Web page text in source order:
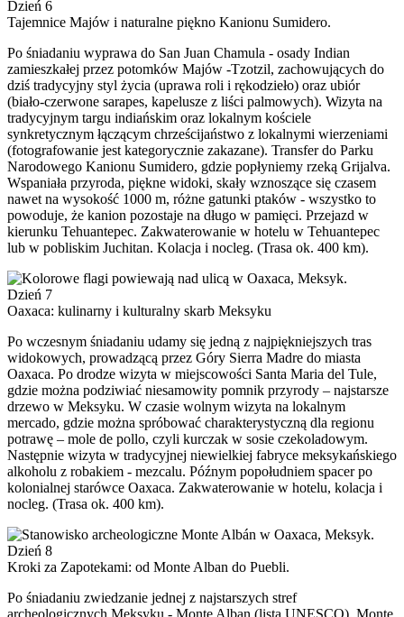
Dzień 6
Tajemnice Majów i naturalne piękno Kanionu Sumidero.
Po śniadaniu wyprawa do San Juan Chamula - osady Indian
zamieszkałej przez potomków Majów -Tzotzil, zachowujących do
dziś tradycyjny styl życia (uprawa roli i rękodzieło) oraz ubiór
(biało-czerwone sarapes, kapelusze z liści palmowych). Wizyta na
tradycyjnym targu indiańskim oraz lokalnym kościele
synkretycznym łączącym chrześcijaństwo z lokalnymi wierzeniami
(fotografowanie jest kategorycznie zakazane). Transfer do Parku
Narodowego Kanionu Sumidero, gdzie popłyniemy rzeką Grijalva.
Wspaniała przyroda, piękne widoki, skały wznoszące się czasem
nawet na wysokość 1000 m, różne gatunki ptaków - wszystko to
powoduje, że kanion pozostaje na długo w pamięci. Przejazd w
kierunku Tehuantepec. Zakwaterowanie w hotelu w Tehuantepec
lub w pobliskim Juchitan. Kolacja i nocleg. (Trasa ok. 400 km).
Dzień 7
Oaxaca: kulinarny i kulturalny skarb Meksyku
Po wczesnym śniadaniu udamy się jedną z najpiękniejszych tras
widokowych, prowadzącą przez Góry Sierra Madre do miasta
Oaxaca. Po drodze wizyta w miejscowości Santa Maria del Tule,
gdzie można podziwiać niesamowity pomnik przyrody – najstarsze
drzewo w Meksyku. W czasie wolnym wizyta na lokalnym
mercado, gdzie można spróbować charakterystyczną dla regionu
potrawę – mole de pollo, czyli kurczak w sosie czekoladowym.
Następnie wizyta w tradycyjnej niewielkiej fabryce meksykańskiego
alkoholu z robakiem - mezcalu. Późnym popołudniem spacer po
kolonialnej starówce Oaxaca. Zakwaterowanie w hotelu, kolacja i
nocleg. (Trasa ok. 400 km).
Dzień 8
Kroki za Zapotekami: od Monte Alban do Puebli.
Po śniadaniu zwiedzanie jednej z najstarszych stref
archeologicznych Meksyku - Monte Alban (lista UNESCO). Monte